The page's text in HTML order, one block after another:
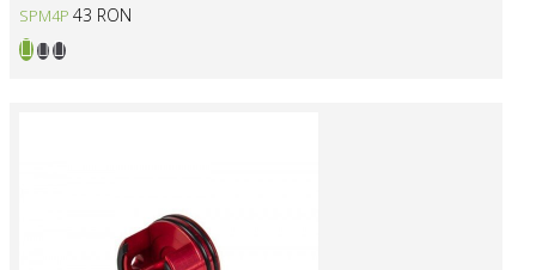
SPM4P 43 RON